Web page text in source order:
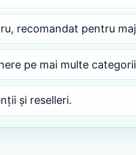
recomandat pentru
pe mai multe
și reselleri.